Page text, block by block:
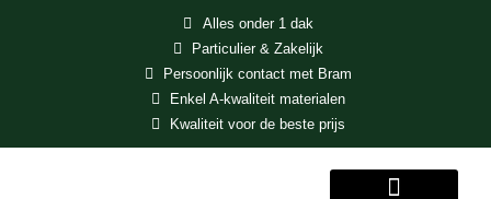
Alles onder 1 dak
Particulier & Zakelijk
Persoonlijk contact met Bram
Enkel A-kwaliteit materialen
Kwaliteit voor de beste prijs